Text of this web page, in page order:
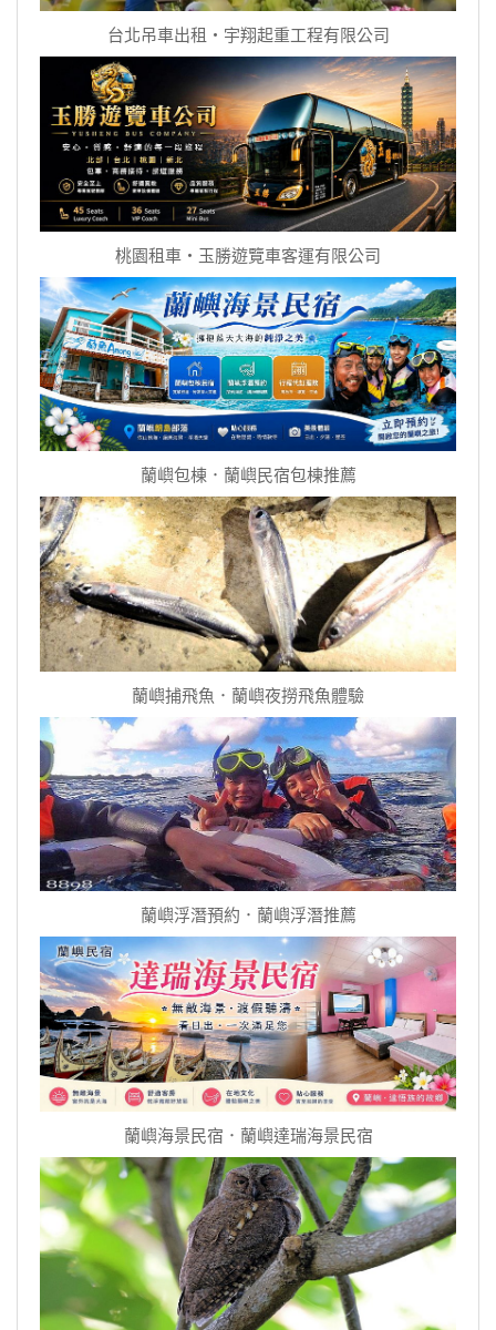
台北吊車出租‧宇翔起重工程有限公司
桃園租車‧玉勝遊覽車客運有限公司
蘭嶼包棟．蘭嶼民宿包棟推薦
蘭嶼捕飛魚．蘭嶼夜撈飛魚體驗
蘭嶼浮潛預約．蘭嶼浮潛推薦
蘭嶼海景民宿．蘭嶼達瑞海景民宿